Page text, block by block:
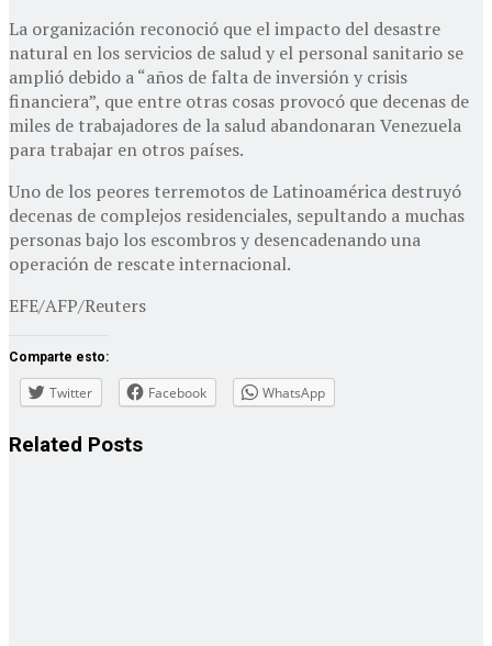
La organización reconoció que el impacto del desastre
natural en los servicios de salud y el personal sanitario se
amplió debido a “años de falta de inversión y crisis
financiera”, que entre otras cosas provocó que decenas de
miles de trabajadores de la salud abandonaran Venezuela
para trabajar en otros países.
Uno de los peores terremotos de Latinoamérica destruyó
decenas de complejos residenciales, sepultando a muchas
personas bajo los escombros y desencadenando una
operación de rescate internacional.
EFE/AFP/Reuters
Comparte esto:
Twitter Facebook WhatsApp
Related Posts